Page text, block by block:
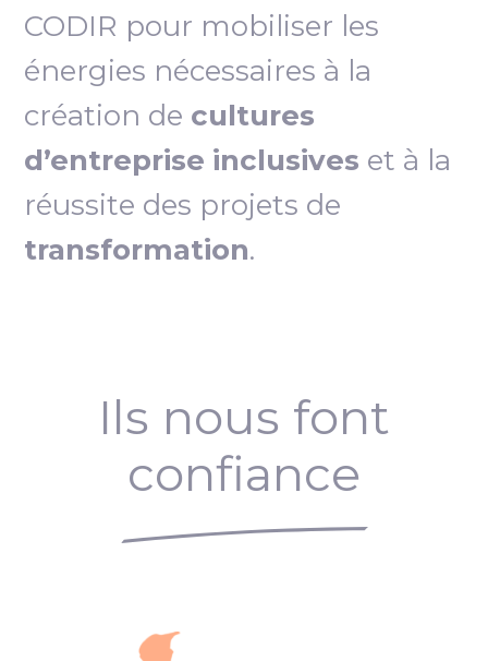
CODIR pour mobiliser les
énergies nécessaires à la
création de cultures
d’entreprise inclusives et à la
réussite des projets de
transformation.
Ils nous font
confiance